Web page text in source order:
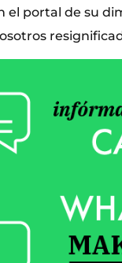
el portal de su